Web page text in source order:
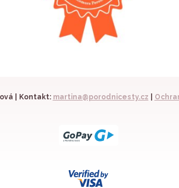
| Kontakt: martina@porodnicesty.cz